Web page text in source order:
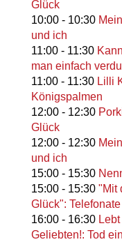
Glück
10:00- 10:30
und ich
11:00- 11:30
man einfach
11:00- 11:30 Lilli
Königspalmen
12:00- 12:30
Glück
12:00- 12:30
und ich
15:00- 15:30
15:00- 15:30 "Mit
Glück":
16:00- 16:30
Geliebten!: Tod